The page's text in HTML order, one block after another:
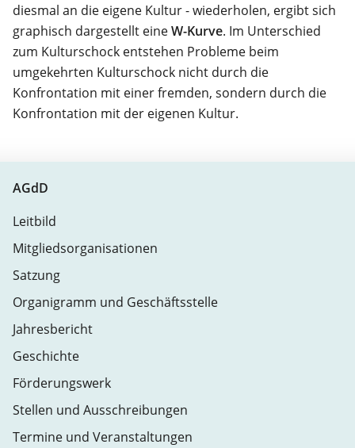
diesmal an die eigene Kultur - wiederholen, ergibt sich
graphisch dargestellt eineW-Kurve. Im Unterschied
zum Kulturschock entstehen Probleme beim
umgekehrten Kulturschock nicht durch die
Konfrontation mit einer fremden, sondern durch die
Konfrontation mit der eigenen Kultur.
AGdD
Leitbild
Mitgliedsorganisationen
Satzung
Organigramm und Geschäftsstelle
Jahresbericht
Geschichte
Förderungswerk
Stellen und Ausschreibungen
Termine und Veranstaltungen